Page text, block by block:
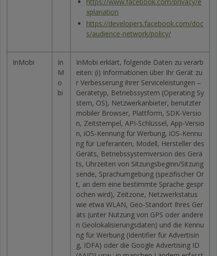
xplanation
https://developers.facebook.com/doc
s/audience-network/policy/
InMobi
In
M
o
bi
InMobi erklärt, folgende Daten zu verarb
eiten: (i) Informationen über Ihr Gerät zu
r Verbesserung ihrer Serviceleistungen –
Gerätetyp, Betriebssystem (Operating Sy
stem, OS), Netzwerkanbieter, benutzter
mobiler Browser, Plattform, SDK-Versio
n, Zeitstempel, API-Schlüssel, App-Versio
n, iOS-Kennung für Werbung, iOS-Kennu
ng für Lieferanten, Modell, Hersteller des
Geräts, Betriebssystemversion des Gerä
ts, Uhrzeiten von Sitzungsbeginn/Sitzung
sende, Sprachumgebung (spezifischer Or
t, an dem eine bestimmte Sprache gespr
ochen wird), Zeitzone, Netzwerkstatus
wie etwa WLAN, Geo-Standort Ihres Ger
äts (unter Nutzung von GPS oder andere
n Geolokalisierungsdaten) und die Kennu
ng für Werbung (Identifier für Advertisin
g, IDFA) oder die Google Advertising ID